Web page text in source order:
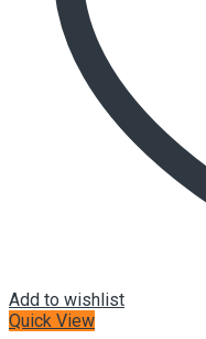
Add to wishlist
Quick View